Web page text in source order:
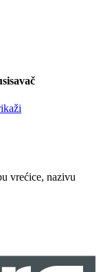
vrećice, nazivu